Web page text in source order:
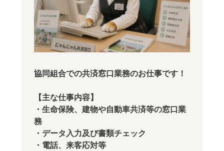
協同組合での共済窓口業務のお仕事です！
【主な仕事内容】
・生命保険、建物や自動車共済等の窓口業
務
・データ入力及び書類チェック
・電話、来客応対等